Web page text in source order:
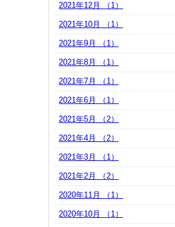
2021年12月 （1）
2021年10月 （1）
2021年9月 （1）
2021年8月 （1）
2021年7月 （1）
2021年6月 （1）
2021年5月 （2）
2021年4月 （2）
2021年3月 （1）
2021年2月 （2）
2020年11月 （1）
2020年10月 （1）